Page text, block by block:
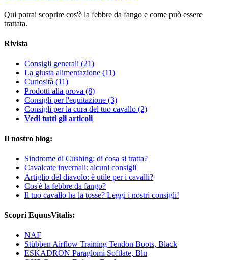
Qui potrai scoprire cos'è la febbre da fango e come può essere
trattata.
Rivista
Consigli generali (21)
La giusta alimentazione (11)
Curiosità (11)
Prodotti alla prova (8)
Consigli per l'equitazione (3)
Consigli per la cura del tuo cavallo (2)
Vedi tutti gli articoli
Il nostro blog:
Sindrome di Cushing: di cosa si tratta?
Cavalcate invernali: alcuni consigli
Artiglio del diavolo: è utile per i cavalli?
Cos'è la febbre da fango?
Il tuo cavallo ha la tosse? Leggi i nostri consigli!
Scopri EquusVitalis:
NAF
Stübben Airflow Training Tendon Boots, Black
ESKADRON Paraglomi Softlate, Blu